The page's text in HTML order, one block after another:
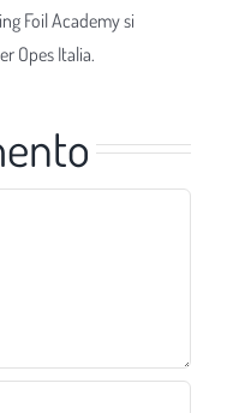
Foil Academy si
Opes Italia.